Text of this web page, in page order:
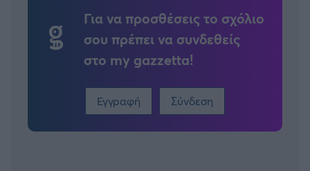
Για να προσθέσεις το σχόλιο
σου πρέπει να συνδεθείς
στο my gazzetta!
Εγγραφή Σύνδεση